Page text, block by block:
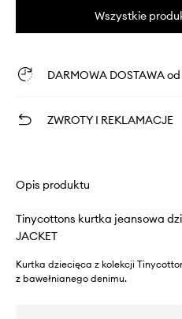
Wszystkie
DARMOWA DOSTAWA od
ZWROTY I REKLAMACJE
Opis produktu
Tinycottons kurtka jeansowa
JACKET
Kurtka dziecięca z kolekcji
z bawełnianego denimu.